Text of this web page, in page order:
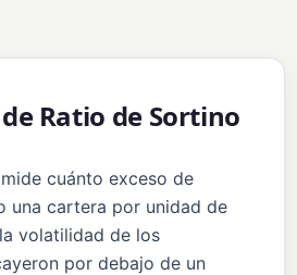
Ratio de Sortino
cuánto exceso de
una cartera por unidad de
volatilidad de los
por debajo de un